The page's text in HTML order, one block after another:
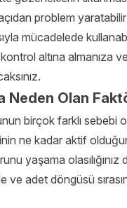
problem
mücadelede
altına almanıza
Neden Olan
birçok farklı sebebi
ne kadar aktif
yaşama olasılığınız
ve adet döngüsü